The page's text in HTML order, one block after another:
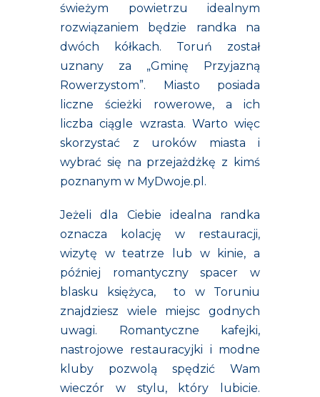
świeżym powietrzu idealnym
rozwiązaniem będzie randka na
dwóch kółkach. Toruń został
uznany za „Gminę Przyjazną
Rowerzystom”. Miasto posiada
liczne ścieżki rowerowe, a ich
liczba ciągle wzrasta. Warto więc
skorzystać z uroków miasta i
wybrać się na przejażdżkę z kimś
poznanym w MyDwoje.pl.
Jeżeli dla Ciebie idealna randka
oznacza kolację w restauracji,
wizytę w teatrze lub w kinie, a
później romantyczny spacer w
blasku księżyca, to w Toruniu
znajdziesz wiele miejsc godnych
uwagi. Romantyczne kafejki,
nastrojowe restauracyjki i modne
kluby pozwolą spędzić Wam
wieczór w stylu, który lubicie.